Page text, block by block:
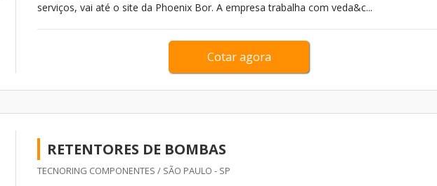
serviços, vai até o site da Phoenix Bor. A empresa trabalha com veda&c...
Cotar agora
RETENTORES DE BOMBAS
TECNORING COMPONENTES / SÃO PAULO - SP